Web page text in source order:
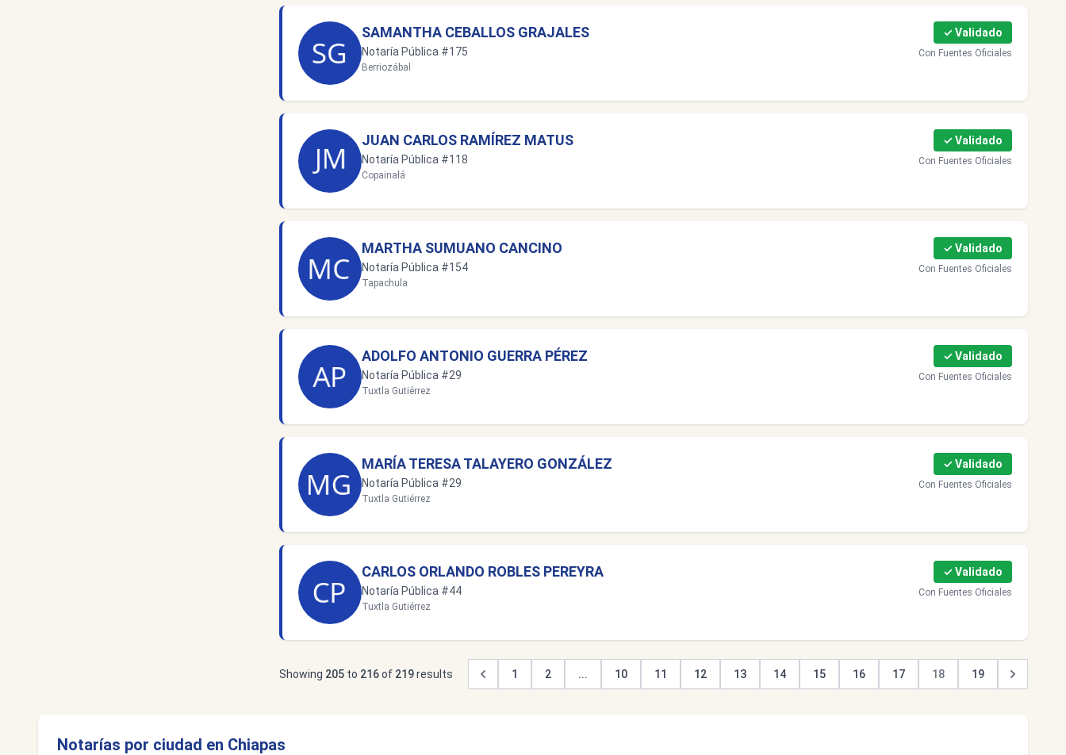
SAMANTHA CEBALLOS GRAJALES
Notaría Pública #175
Berriozábal
✓ Validado
Con Fuentes Oficiales
JUAN CARLOS RAMÍREZ MATUS
Notaría Pública #118
Copainalá
✓ Validado
Con Fuentes Oficiales
MARTHA SUMUANO CANCINO
Notaría Pública #154
Tapachula
✓ Validado
Con Fuentes Oficiales
ADOLFO ANTONIO GUERRA PÉREZ
Notaría Pública #29
Tuxtla Gutiérrez
✓ Validado
Con Fuentes Oficiales
MARÍA TERESA TALAYERO GONZÁLEZ
Notaría Pública #29
Tuxtla Gutiérrez
✓ Validado
Con Fuentes Oficiales
CARLOS ORLANDO ROBLES PEREYRA
Notaría Pública #44
Tuxtla Gutiérrez
✓ Validado
Con Fuentes Oficiales
Showing 205 to 216of 219results 1 2 ... 10 11 12 13 14 15 16 17 18 19
Notarías por ciudad en Chiapas